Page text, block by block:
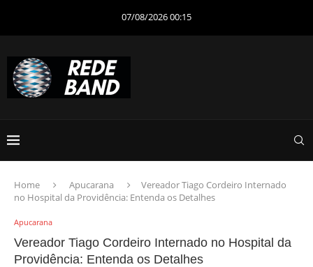
07/08/2026 00:15
Home Apucarana
Vereador Tiago Cordeiro Internado
no Hospital da Providência: Entenda os Detalhes
Apucarana
Vereador Tiago Cordeiro Internado no Hospital da
Providência: Entenda os Detalhes